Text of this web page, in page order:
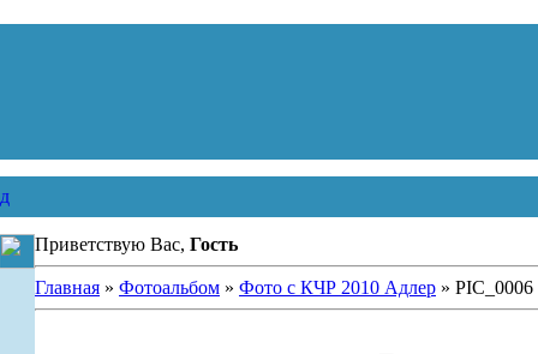
Приветствую Вас, Гость
Главная» Фотоальбом» Фото с КЧР 2010 Адлер» PIC_0006